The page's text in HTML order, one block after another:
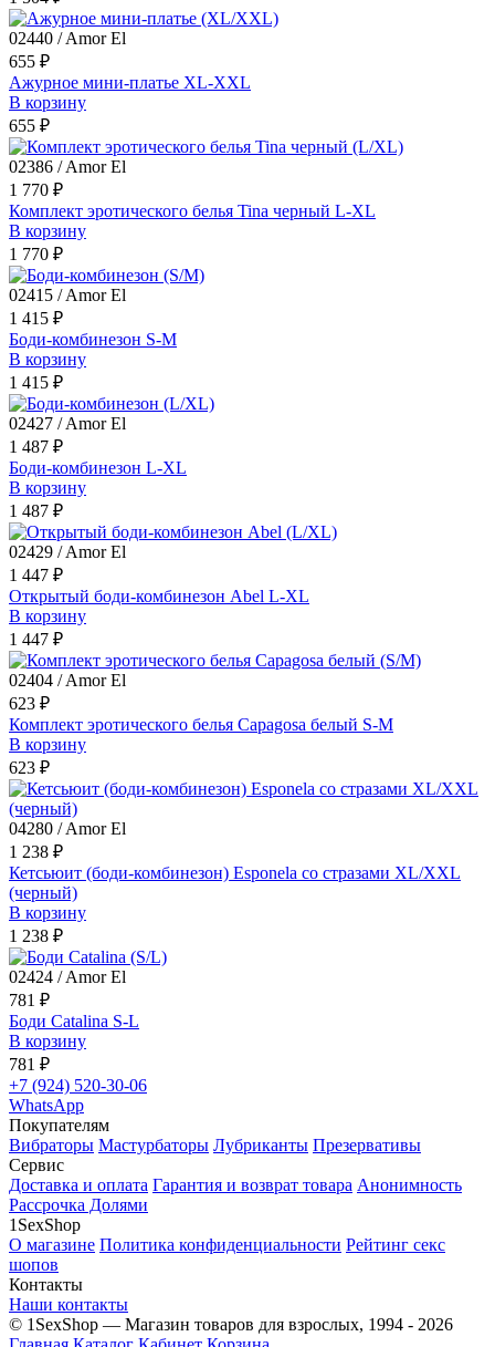
02440 / Amor El
655 ₽
Ажурное мини-платье XL-ХХL
В корзину
655 ₽
02386 / Amor El
1 770 ₽
Комплект эротического белья Tina черный L-XL
В корзину
1 770 ₽
02415 / Amor El
1 415 ₽
Боди-комбинезон S-M
В корзину
1 415 ₽
02427 / Amor El
1 487 ₽
Боди-комбинезон L-XL
В корзину
1 487 ₽
02429 / Amor El
1 447 ₽
Открытый боди-комбинезон Abel L-XL
В корзину
1 447 ₽
02404 / Amor El
623 ₽
Комплект эротического белья Capagosa белый S-M
В корзину
623 ₽
04280 / Amor El
1 238 ₽
Кетсьюит (боди-комбинезон) Esponela со стразами XL/XXL
(черный)
В корзину
1 238 ₽
02424 / Amor El
781 ₽
Боди Catalina S-L
В корзину
781 ₽
+7 (924) 520-30-06
WhatsApp
Покупателям
Вибраторы Мастурбаторы Лубриканты Презервативы
Сервис
Доставка и оплата Гарантия и возврат товара Анонимность
Рассрочка Долями
1SexShop
О магазине Политика конфиденциальности Рейтинг секс
шопов
Контакты
Наши контакты
© 1SexShop — Магазин товаров для взрослых, 1994 - 2026